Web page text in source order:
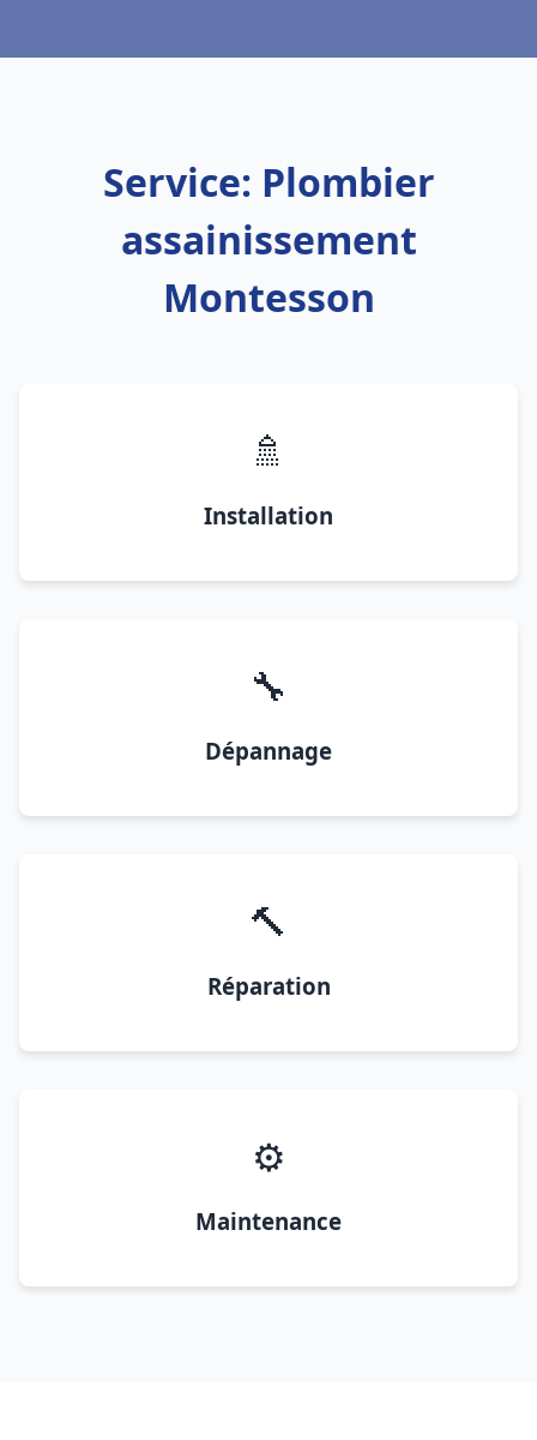
Service: Plombier
assainissement
Montesson
🚿
Installation
🔧
Dépannage
🔨
Réparation
⚙️
Maintenance